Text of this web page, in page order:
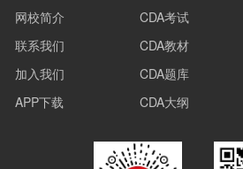
网校简介
联系我们
加入我们
APP下载
CDA考试
CDA教材
CDA题库
CDA大纲